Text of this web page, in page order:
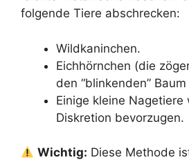
folgende Tiere abschrecken:
Wildkaninchen.
Eichhörnchen (die
den “blinkenden”
Einige kleine Nagetiere
Diskretion bevorzugen.
Wichtig: Diese Methode